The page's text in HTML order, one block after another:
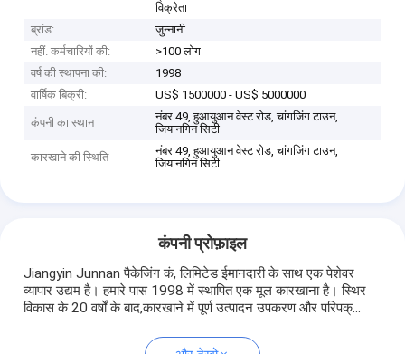
विक्रेता
ब्रांड:
जुन्नानी
नहीं. कर्मचारियों की:
>100 लोग
वर्ष की स्थापना की:
1998
वार्षिक बिक्री:
US$ 1500000 - US$ 5000000
कंपनी का स्थान
नंबर 49, हुआयुआन वेस्ट रोड, चांगजिंग टाउन,
जियानगिन सिटी
कारखाने की स्थिति
नंबर 49, हुआयुआन वेस्ट रोड, चांगजिंग टाउन,
जियानगिन सिटी
कंपनी प्रोफ़ाइल
Jiangyin Junnan पैकेजिंग कं, लिमिटेड ईमानदारी के साथ एक पेशेवर
व्यापार उद्यम है। हमारे पास 1998 में स्थापित एक मूल कारखाना है। स्थिर
विकास के 20 वर्षों के बाद,कारखाने में पूर्ण उत्पादन उपकरण और परिपक्...